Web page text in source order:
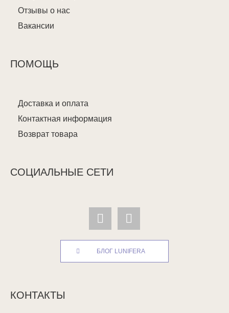
Отзывы о нас
Вакансии
ПОМОЩЬ
Доставка и оплата
Контактная информация
Возврат товара
СОЦИАЛЬНЫЕ СЕТИ
БЛОГ LUNIFERA
КОНТАКТЫ